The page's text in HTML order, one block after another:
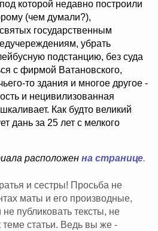
которой недавно построили
(чем думали?),
государственным
убрать
подстанцию, без суда
с фирмой Ватановского,
то здания и многое другое -
и нецивилизованная
Как будто великий
дань за 25 лет с мелкого
расположен на странице.
и сестры! Просьба не
маты и его производные,
не публиковать тексты, не
статьи. Ведь вы же -